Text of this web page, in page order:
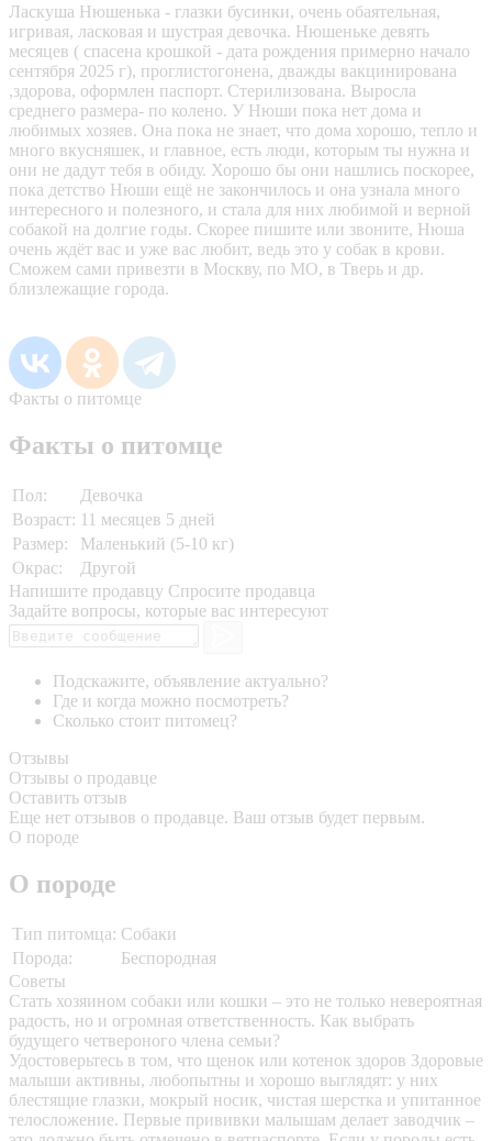
Ласкуша Нюшенька - глазки бусинки, очень обаятельная,
игривая, ласковая и шустрая девочка. Нюшеньке девять
месяцев ( спасена крошкой - дата рождения примерно начало
сентября 2025 г), проглистогонена, дважды вакцинирована
,здорова, оформлен паспорт. Стерилизована. Выросла
среднего размера- по колено. У Нюши пока нет дома и
любимых хозяев. Она пока не знает, что дома хорошо, тепло и
много вкусняшек, и главное, есть люди, которым ты нужна и
они не дадут тебя в обиду. Хорошо бы они нашлись поскорее,
пока детство Нюши ещё не закончилось и она узнала много
интересного и полезного, и стала для них любимой и верной
собакой на долгие годы. Скорее пишите или звоните, Нюша
очень ждёт вас и уже вас любит, ведь это у собак в крови.
Сможем сами привезти в Москву, по МО, в Тверь и др.
близлежащие города.
Факты о питомце
Факты о питомце
Пол:
Девочка
Возраст: 11 месяцев 5 дней
Размер:
Маленький (5-10 кг)
Окрас:
Другой
Напишите продавцу Спросите продавца
Задайте вопросы, которые вас интересуют
Подскажите, объявление актуально?
Где и когда можно посмотреть?
Сколько стоит питомец?
Отзывы
Отзывы о продавце
Оставить отзыв
Еще нет отзывов о продавце. Ваш отзыв будет первым.
О породе
О породе
Тип питомца: Собаки
Порода:
Беспородная
Советы
Стать хозяином собаки или кошки – это не только невероятная
радость, но и огромная ответственность. Как выбрать
будущего четвероного члена семьи?
Удостоверьтесь в том, что щенок или котенок здоров Здоровые
малыши активны, любопытны и хорошо выглядят: у них
блестящие глазки, мокрый носик, чистая шерстка и упитанное
телосложение. Первые прививки малышам делает заводчик –